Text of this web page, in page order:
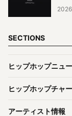
SECTIONS
ヒップホップニュ
ヒップホップチャ
アーティスト情報